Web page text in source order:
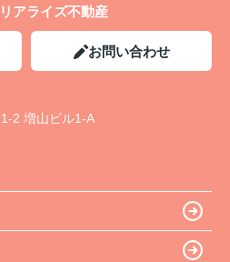
アライズ不動産
お問い合わせ
2 増山ビル1-A